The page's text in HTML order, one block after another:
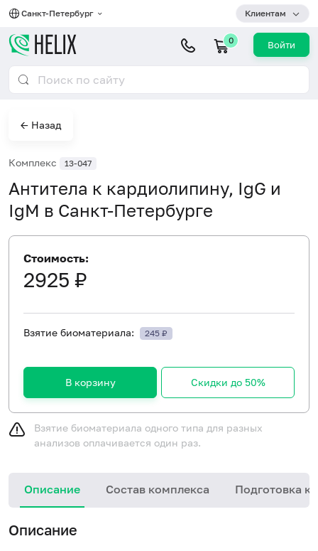
Санкт-Петербург Клиентам
0 Войти
← Назад
Комплекс 13-047
Антитела к кардиолипину, IgG и
IgM в Санкт-Петербурге
Стоимость:
2925 ₽
Взятие биоматериала: 245 ₽
В корзину Скидки до 50%
Взятие биоматериала одного типа для разных
анализов оплачивается один раз.
Описание Состав комплекса Подготовка к
Описание